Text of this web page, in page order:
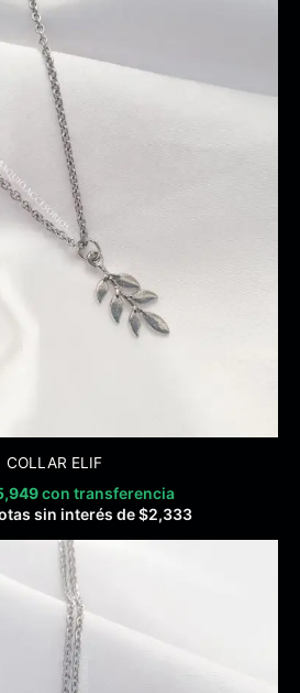
COLLAR ELIF
con transferencia
sin interés de$2,333